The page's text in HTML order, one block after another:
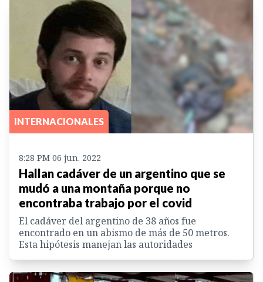
INTERNACIONALES
8:28 PM 06 jun. 2022
Hallan cadáver de un argentino que se
mudó a una montaña porque no
encontraba trabajo por el covid
El cadáver del argentino de 38 años fue
encontrado en un abismo de más de 50 metros.
Esta hipótesis manejan las autoridades